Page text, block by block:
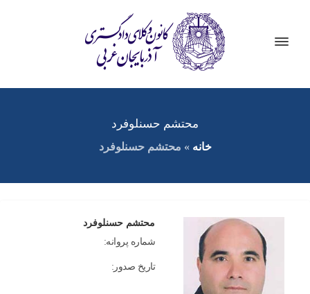
محتشم حسنلوفرد
خانه » محتشم حسنلوفرد
محتشم حسنلوفرد
شماره پروانه:
تاریخ صدور: